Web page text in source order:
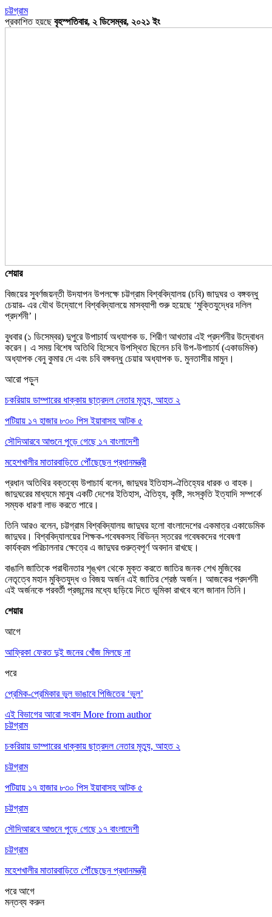
চট্টগ্রাম
প্রকাশিত হয়ছেবৃহস্পতিবার, ২ ডিসেম্বর, ২০২১ ইং
শেয়ার
বিজয়ের সুবর্ণজয়ন্তী উদযাপন উপলক্ষে চট্টগ্রাম বিশ্ববিদ্যালয় (চবি) জাদুঘর ও বঙ্গবন্ধু
চেয়ার- এর যৌথ উদ্যোগে বিশ্ববিদ্যালয়ে মাসব্যাপী শুরু হয়েছে ‘মুক্তিযুদ্ধের দলিল
প্রদর্শনী’।
বুধবার (১ ডিসেম্বর) দুপুরে উপাচার্য অধ্যাপক ড. শিরীণ আখতার এই প্রদর্শনীর উদ্বোধন
করেন। এ সময় বিশেষ অতিথি হিসেবে উপস্থিত ছিলেন চবি উপ-উপাচার্য (একাডমিক)
অধ্যাপক বেনু কুমার দে এবং চবি বঙ্গবন্ধু চেয়ার অধ্যাপক ড. মুনতাসীর মামুন।
আরো পড়ুন
চকরিয়ায় ডাম্পারের ধাক্কায় ছাত্রদল নেতার মৃত্যু, আহত ২
পটিয়ায় ১৭ হাজার ৮৩০ পিস ইয়াবাসহ আটক ৫
সৌদিআরবে আগুনে পুড়ে গেছে ১৭ বাংলাদেশী
মহেশখালীর মাতারবাড়িতে পৌঁছেছেন প্রধানমন্ত্রী
প্রধান অতিথির বক্তব্যে উপাচার্য বলেন, জাদুঘর ইতিহাস-ঐতিহ্যের ধারক ও বাহক।
জাদুঘরের মাধ্যমে মানুষ একটি দেশের ইতিহাস, ঐতিহ্য, কৃষ্টি, সংস্কৃতি ইত্যাদি সম্পর্কে
সম্যক ধারণা লাভ করতে পারে।
তিনি আরও বলেন, চট্টগ্রাম বিশ্ববিদ্যালয় জাদুঘর হলো বাংলাদেশের একমাত্র একাডেমিক
জাদুঘর। বিশ্ববিদ্যালয়ের শিক্ষক-গবেষকসহ বিভিন্ন স্তরের গবেষকদের গবেষণা
কার্যক্রম পরিচালনার ক্ষেত্রে এ জাদুঘর গুরুত্বপূর্ণ অবদান রাখছে।
বাঙালি জাতিকে পরাধীনতার শৃঙ্খল থেকে মুক্ত করতে জাতির জনক শেখ মুজিবের
নেতৃত্বে মহান মুক্তিযুদ্ধ ও বিজয় অর্জন এই জাতির শ্রেষ্ঠ অর্জন। আজকের প্রদর্শনী
এই অর্জনকে পরবর্তী প্রজন্মের মধ্যে ছড়িয়ে দিতে ভূমিকা রাখবে বলে জানান তিনি।
শেয়ার
আগে
আফ্রিকা ফেরত দুই জনের খোঁজ মিলছে না
পরে
প্রেমিক-প্রেমিকার ভুল ভাঙাবে পিজিতের ‘ভুল’
এই বিভাগের আরো সংবাদ More from author
চট্টগ্রাম
চকরিয়ায় ডাম্পারের ধাক্কায় ছাত্রদল নেতার মৃত্যু, আহত ২
চট্টগ্রাম
পটিয়ায় ১৭ হাজার ৮৩০ পিস ইয়াবাসহ আটক ৫
চট্টগ্রাম
সৌদিআরবে আগুনে পুড়ে গেছে ১৭ বাংলাদেশী
চট্টগ্রাম
মহেশখালীর মাতারবাড়িতে পৌঁছেছেন প্রধানমন্ত্রী
পরেআগে
মন্তব্য করুন